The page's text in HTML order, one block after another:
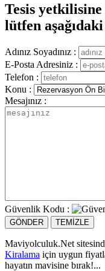
Tesis
lütfen
Adınız Soyadınız :
E-Posta Adresiniz :
Telefon :
Konu :
Mesajınız :
Güvenlik Kodu :
Maviyolculuk.Net
Kiralama için uygun
hayatın mavisine bırak!...